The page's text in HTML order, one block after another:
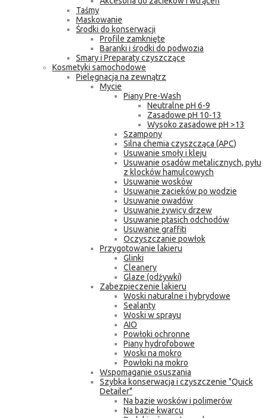
Taśmy
Maskowanie
Środki do konserwacji
Profile zamknięte
Baranki i środki do podwozia
Smary i Preparaty czyszczące
Kosmetyki samochodowe
Pielęgnacja na zewnątrz
Mycie
Piany Pre-Wash
Neutralne pH 6-9
Zasadowe pH 10-13
Wysoko zasadowe pH >13
Szampony
Silna chemia czyszcząca (APC)
Usuwanie smoły i kleju
Usuwanie osadów metalicznych, pyłu
z klocków hamulcowych
Usuwanie wosków
Usuwanie zacieków po wodzie
Usuwanie owadów
Usuwanie żywicy drzew
Usuwanie ptasich odchodów
Usuwanie graffiti
Oczyszczanie powłok
Przygotowanie lakieru
Glinki
Cleanery
Glaze (odżywki)
Zabezpieczenie lakieru
Woski naturalne i hybrydowe
Sealanty
Woski w sprayu
AIO
Powłoki ochronne
Piany hydrofobowe
Woski na mokro
Powłoki na mokro
Wspomaganie osuszania
Szybka konserwacja i czyszczenie "Quick
Detailer"
Na bazie wosków i polimerów
Na bazie kwarcu